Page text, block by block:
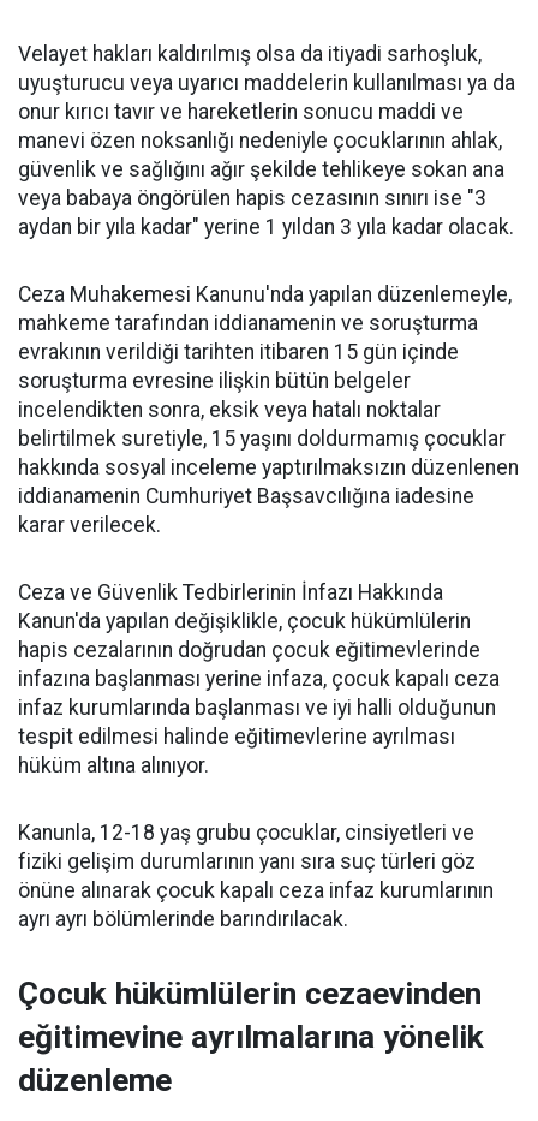
Velayet hakları kaldırılmış olsa da itiyadi sarhoşluk,
uyuşturucu veya uyarıcı maddelerin kullanılması ya da
onur kırıcı tavır ve hareketlerin sonucu maddi ve
manevi özen noksanlığı nedeniyle çocuklarının ahlak,
güvenlik ve sağlığını ağır şekilde tehlikeye sokan ana
veya babaya öngörülen hapis cezasının sınırı ise "3
aydan bir yıla kadar" yerine 1 yıldan 3 yıla kadar olacak.
Ceza Muhakemesi Kanunu'nda yapılan düzenlemeyle,
mahkeme tarafından iddianamenin ve soruşturma
evrakının verildiği tarihten itibaren 15 gün içinde
soruşturma evresine ilişkin bütün belgeler
incelendikten sonra, eksik veya hatalı noktalar
belirtilmek suretiyle, 15 yaşını doldurmamış çocuklar
hakkında sosyal inceleme yaptırılmaksızın düzenlenen
iddianamenin Cumhuriyet Başsavcılığına iadesine
karar verilecek.
Ceza ve Güvenlik Tedbirlerinin İnfazı Hakkında
Kanun'da yapılan değişiklikle, çocuk hükümlülerin
hapis cezalarının doğrudan çocuk eğitimevlerinde
infazına başlanması yerine infaza, çocuk kapalı ceza
infaz kurumlarında başlanması ve iyi halli olduğunun
tespit edilmesi halinde eğitimevlerine ayrılması
hüküm altına alınıyor.
Kanunla, 12-18 yaş grubu çocuklar, cinsiyetleri ve
fiziki gelişim durumlarının yanı sıra suç türleri göz
önüne alınarak çocuk kapalı ceza infaz kurumlarının
ayrı ayrı bölümlerinde barındırılacak.
Çocuk hükümlülerin cezaevinden
eğitimevine ayrılmalarına yönelik
düzenleme